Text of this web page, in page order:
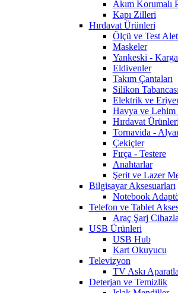
Akım Korumalı
Kapı Zilleri
Hırdavat Ürünleri
Ölçü ve Test
Maskeler
Yankeski -
Eldivenler
Takım Çantaları
Silikon Tabancası
Elektrik ve
Havya ve Lehim
Hırdavat Ürünleri
Tornavida -
Çekiçler
Fırça - Testere
Anahtarlar
Şerit ve Lazer
Bilgisayar Aksesuarları
Notebook
Telefon ve Tablet
Araç Şarj
USB Ürünleri
USB Hub
Kart Okuyucu
Televizyon
TV Askı
Deterjan ve Temizlik